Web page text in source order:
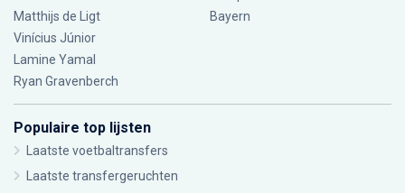
Matthijs de Ligt
Vinícius Júnior
Lamine Yamal
Ryan Gravenberch
Bayern
Populaire top lijsten
Laatste voetbaltransfers
Laatste transfergeruchten